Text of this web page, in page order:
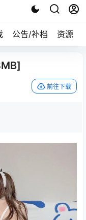
公告/补档 资源求
前往下载